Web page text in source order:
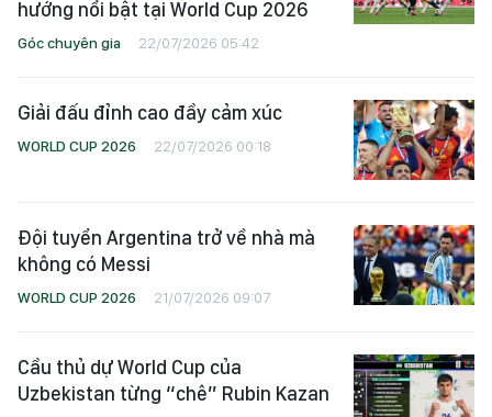
hướng nổi bật tại World Cup 2026
Góc chuyên gia 22/07/2026 05:42
Giải đấu đỉnh cao đầy cảm xúc
WORLD CUP 2026 22/07/2026 00:18
Đội tuyển Argentina trở về nhà mà
không có Messi
WORLD CUP 2026 21/07/2026 09:07
Cầu thủ dự World Cup của
Uzbekistan từng “chê” Rubin Kazan